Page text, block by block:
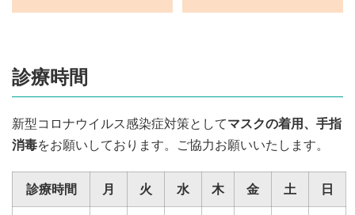
診療時間
新型コロナウイルス感染症対策としてマスクの着用、手指
消毒をお願いしております。ご協力お願いいたします。
診療時間 月 火 水 木 金 土 日